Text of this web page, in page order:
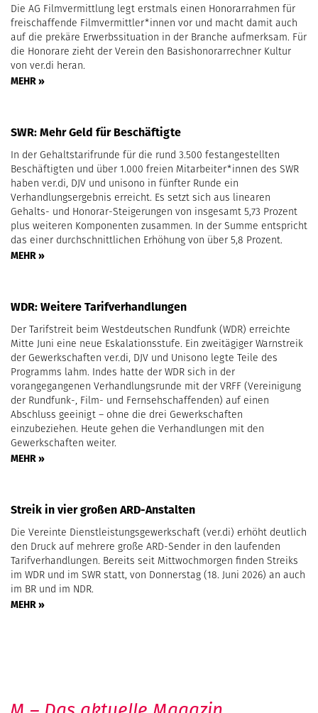
Die AG Filmvermittlung legt erstmals einen Honorarrahmen für
freischaffende Filmvermittler*innen vor und macht damit auch
auf die prekäre Erwerbssituation in der Branche aufmerksam. Für
die Honorare zieht der Verein den Basishonorarrechner Kultur
von ver.di heran.
MEHR »
SWR: Mehr Geld für Beschäftigte
In der Gehaltstarifrunde für die rund 3.500 festangestellten
Beschäftigten und über 1.000 freien Mitarbeiter*innen des SWR
haben ver.di, DJV und unisono in fünfter Runde ein
Verhandlungsergebnis erreicht. Es setzt sich aus linearen
Gehalts- und Honorar-Steigerungen von insgesamt 5,73 Prozent
plus weiteren Komponenten zusammen. In der Summe entspricht
das einer durchschnittlichen Erhöhung von über 5,8 Prozent.
MEHR »
WDR: Weitere Tarifverhandlungen
Der Tarifstreit beim Westdeutschen Rundfunk (WDR) erreichte
Mitte Juni eine neue Eskalationsstufe. Ein zweitägiger Warnstreik
der Gewerkschaften ver.di, DJV und Unisono legte Teile des
Programms lahm. Indes hatte der WDR sich in der
vorangegangenen Verhandlungsrunde mit der VRFF (Vereinigung
der Rundfunk-, Film- und Fernsehschaffenden) auf einen
Abschluss geeinigt – ohne die drei Gewerkschaften
einzubeziehen. Heute gehen die Verhandlungen mit den
Gewerkschaften weiter.
MEHR »
Streik in vier großen ARD-Anstalten
Die Vereinte Dienstleistungsgewerkschaft (ver.di) erhöht deutlich
den Druck auf mehrere große ARD-Sender in den laufenden
Tarifverhandlungen. Bereits seit Mittwochmorgen finden Streiks
im WDR und im SWR statt, von Donnerstag (18. Juni 2026) an auch
im BR und im NDR.
MEHR »